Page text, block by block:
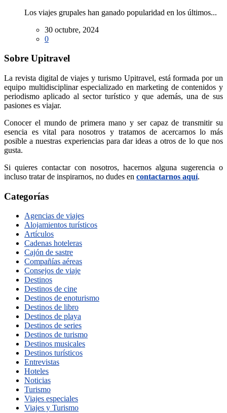
Los viajes grupales han ganado popularidad en los últimos...
30 octubre, 2024
0
Sobre Upitravel
La revista digital de viajes y turismo Upitravel, está formada por un
equipo multidisciplinar especializado en marketing de contenidos y
periodismo aplicado al sector turístico y que además, una de sus
pasiones es viajar.
Conocer el mundo de primera mano y ser capaz de transmitir su
esencia es vital para nosotros y tratamos de acercarnos lo más
posible a nuestras experiencias para dar ideas a otros de lo que nos
gusta.
Si quieres contactar con nosotros, hacernos alguna sugerencia o
incluso tratar de inspirarnos, no dudes en contactarnos aquí.
Categorías
Agencias de viajes
Alojamientos turísticos
Artículos
Cadenas hoteleras
Cajón de sastre
Compañías aéreas
Consejos de viaje
Destinos
Destinos de cine
Destinos de enoturismo
Destinos de libro
Destinos de playa
Destinos de series
Destinos de turismo
Destinos musicales
Destinos turísticos
Entrevistas
Hoteles
Noticias
Turismo
Viajes especiales
Viajes y Turismo